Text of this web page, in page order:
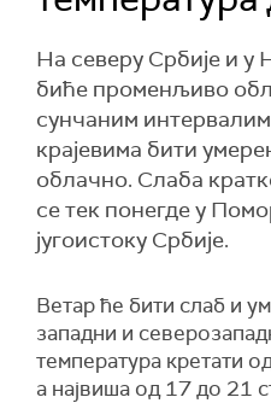
На северу Србије и у
биће променљиво
сунчаним
крајевима бити
облачно. Слаба
се тек понегде у
југоистоку Србије.
Ветар ће бити слаб и
западни и
температура кретати
а највиша од 17 до 21